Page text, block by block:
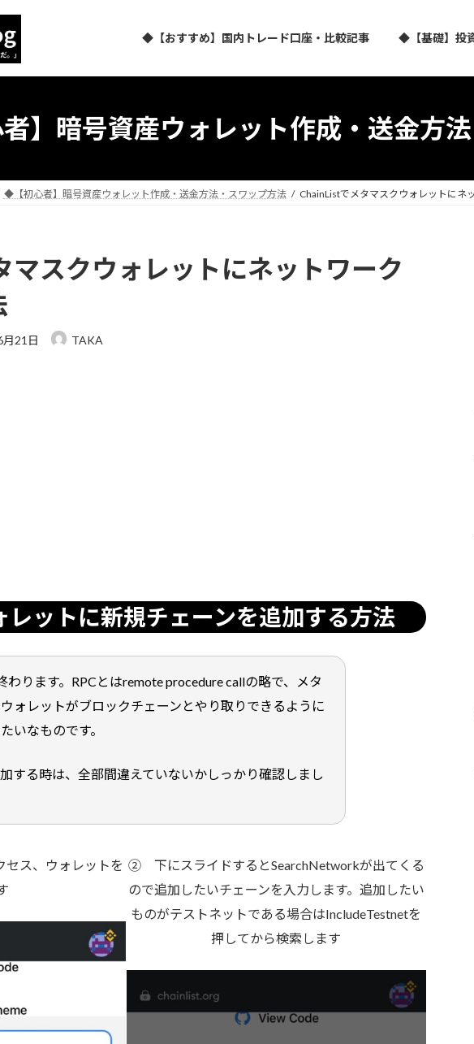
◆【おすすめ】国内トレード口座・比較記事 ◆【基礎】投
】暗号資産ウォレット作成・送金方
◆【初心者】暗号資産ウォレット作成・送金方法・スワップ方法 ChainListでメタマスクウォレットにネ
マスクウォレットにネットワーク
21日 TAKA
ットに新規チェーンを追加する方法
わります。RPCとはremote procedure callの略で、メタ
ォレットがブロックチェーンとやり取りできるように
いなものです。
する時は、全部間違えていないかしっかり確認しまし
セス、ウォレットを ② 下にスライドするとSearchNetworkが出てくる
ので追加したいチェーンを入力します。追加したい
ものがテストネットである場合はIncludeTestnetを
押してから検索します